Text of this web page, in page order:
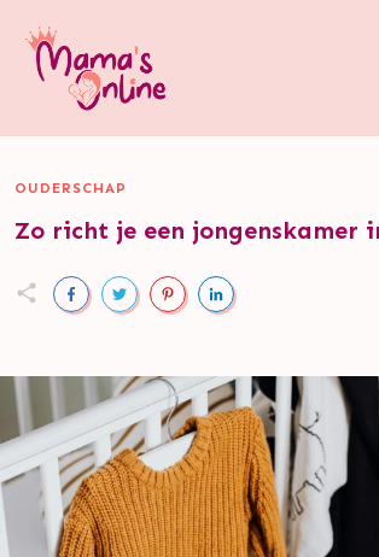
OUDERSCHAP
Zo richt je een jongenskamer